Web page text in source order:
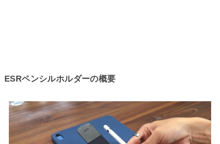
ESRペンシルホルダーの概要